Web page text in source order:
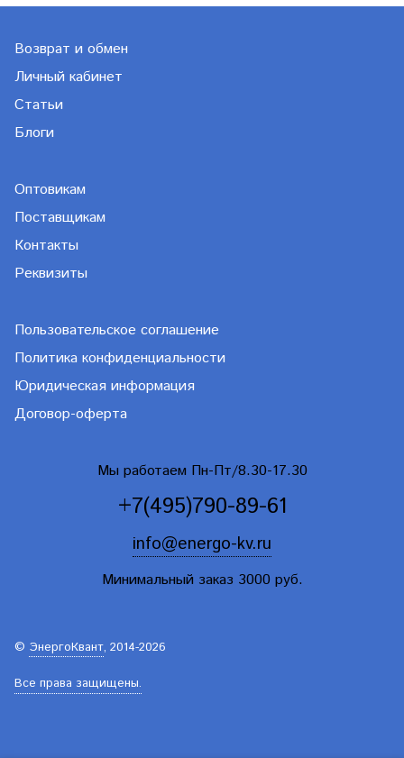
Возврат и обмен
Личный кабинет
Статьи
Блоги
Оптовикам
Поставщикам
Контакты
Реквизиты
Пользовательское соглашение
Политика конфиденциальности
Юридическая информация
Договор-оферта
Мы работаем Пн-Пт/8.30-17.30
+7(495)790-89-61
info@energo-kv.ru
Минимальный заказ 3000 руб.
© ЭнергоКвант, 2014-2026
Все права защищены.